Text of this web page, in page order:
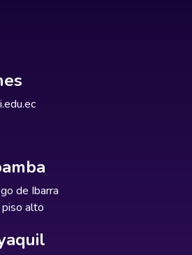
de Ibarra
alto